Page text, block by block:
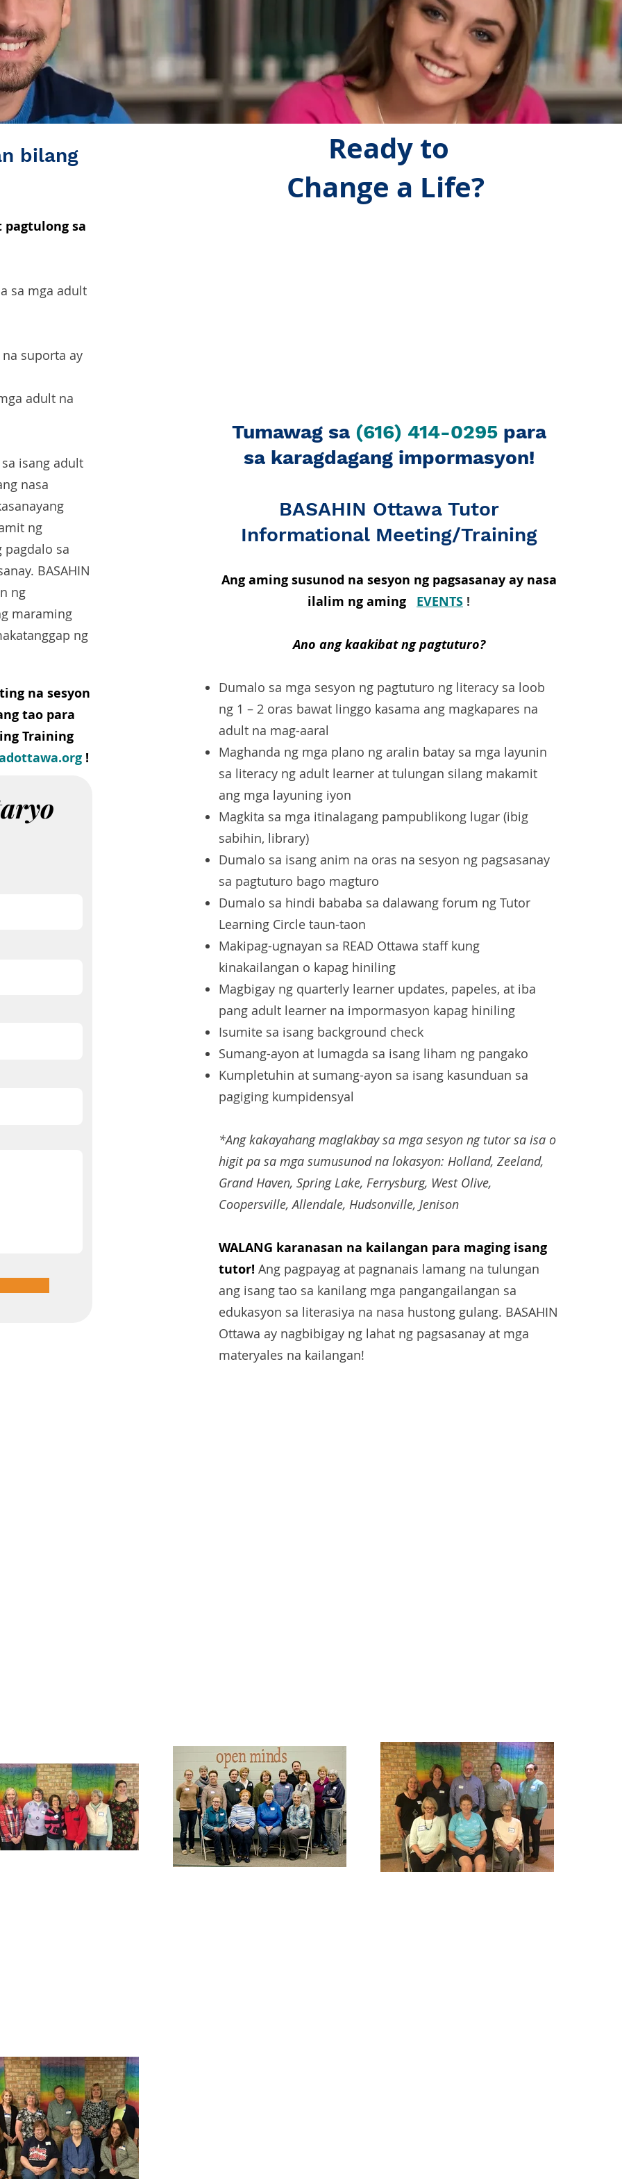
bilang
pagtulong sa
sa mga adult
suporta ay
adult na
isang adult
nasa
ng
pagdalo sa
BASAHIN
ng
maraming
ng
na sesyon
tao para
Training
!
Ready to
Change a Life?
Tumawag sa (616) 414-0295para
sa karagdagang impormasyon!
BASAHIN Ottawa Tutor
Informational Meeting/Training
Ang aming susunod na sesyon ng pagsasanay ay nasa
ilalim ng aming
EVENTS !
Ano ang kaakibat ng pagtuturo?
Dumalo sa mga sesyon ng pagtuturo ng literacy sa loob
ng 1 – 2 oras bawat linggo kasama ang magkapares na
adult na mag-aaral
Maghanda ng mga plano ng aralin batay sa mga layunin
sa literacy ng adult learner at tulungan silang makamit
ang mga layuning iyon
Magkita sa mga itinalagang pampublikong lugar (ibig
sabihin, library)
Dumalo sa isang anim na oras na sesyon ng pagsasanay
sa pagtuturo bago magturo
Dumalo sa hindi bababa sa dalawang forum ng Tutor
Learning Circle taun-taon
Makipag-ugnayan sa READ Ottawa staff kung
kinakailangan o kapag hiniling
Magbigay ng quarterly learner updates, papeles, at iba
pang adult learner na impormasyon kapag hiniling
Isumite sa isang background check
Sumang-ayon at lumagda sa isang liham ng pangako
Kumpletuhin at sumang-ayon sa isang kasunduan sa
pagiging kumpidensyal
*Ang kakayahang maglakbay sa mga sesyon ng tutor sa isa o
higit pa sa mga sumusunod na lokasyon: Holland, Zeeland,
Grand Haven, Spring Lake, Ferrysburg, West Olive,
Coopersville, Allendale, Hudsonville, Jenison
WALANG karanasan na kailangan para maging isang
tutor! Ang pagpayag at pagnanais lamang na tulungan
ang isang tao sa kanilang mga pangangailangan sa
edukasyon sa literasiya na nasa hustong gulang. BASAHIN
Ottawa ay nagbibigay ng lahat ng pagsasanay at mga
materyales na kailangan!